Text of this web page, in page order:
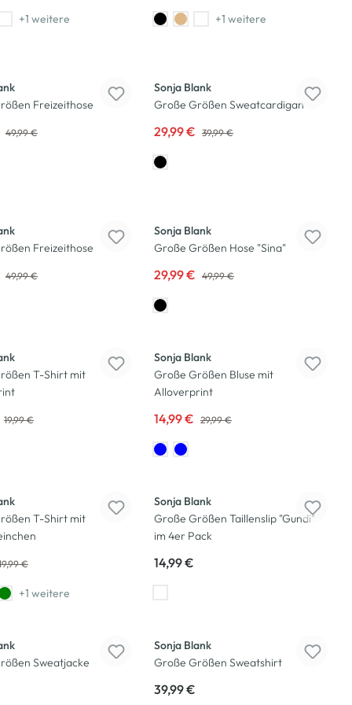
+1 weitere +1 weitere
Freizeithose
49,99 €
Sonja Blank
Große Größen Sweatcardigan
29,99 € 39,99 €
Freizeithose
49,99 €
Sonja Blank
Große Größen Hose "Sina"
29,99 € 49,99 €
T-Shirt mit
19,99 €
Sonja Blank
Große Größen Bluse mit
Alloverprint
14,99 € 29,99 €
T-Shirt mit
€
+1 weitere
Sonja Blank
Große Größen Taillenslip "Gundi"
im 4er Pack
14,99 €
Sweatjacke
Sonja Blank
Große Größen Sweatshirt
39,99 €